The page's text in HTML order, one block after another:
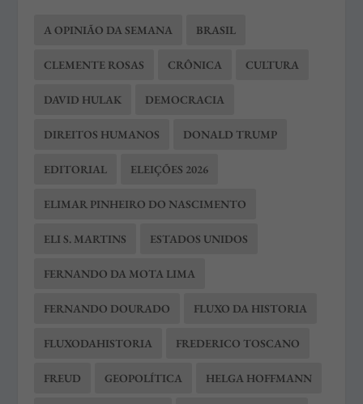
A OPINIÃO DA SEMANA BRASIL
CLEMENTE ROSAS CRÔNICA CULTURA
DAVID HULAK DEMOCRACIA
DIREITOS HUMANOS DONALD TRUMP
EDITORIAL ELEIÇÕES 2026
ELIMAR PINHEIRO DO NASCIMENTO
ELI S. MARTINS ESTADOS UNIDOS
FERNANDO DA MOTA LIMA
FERNANDO DOURADO FLUXO DA HISTORIA
FLUXODAHISTORIA FREDERICO TOSCANO
FREUD GEOPOLÍTICA HELGA HOFFMANN